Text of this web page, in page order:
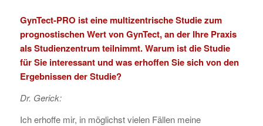
GynTect-PRO ist eine multizentrische Studie zum
prognostischen Wert von GynTect, an der Ihre Praxis
als Studienzentrum teilnimmt. Warum ist die Studie
für Sie interessant und was erhoffen Sie sich von den
Ergebnissen der Studie?
Dr. Gerick:
Ich erhoffe mir, in möglichst vielen Fällen meine